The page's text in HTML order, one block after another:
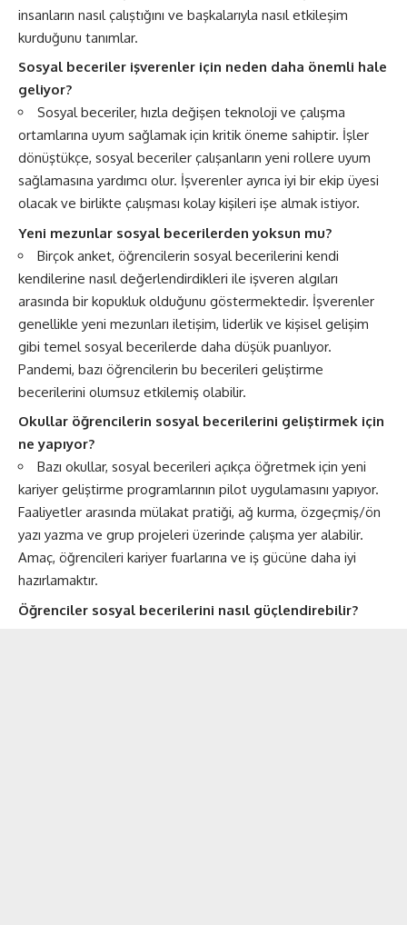
insanların nasıl çalıştığını ve başkalarıyla nasıl etkileşim
kurduğunu tanımlar.
Sosyal beceriler işverenler için neden daha önemli hale
geliyor?
Sosyal beceriler, hızla değişen teknoloji ve çalışma
ortamlarına uyum sağlamak için kritik öneme sahiptir. İşler
dönüştükçe, sosyal beceriler çalışanların yeni rollere uyum
sağlamasına yardımcı olur. İşverenler ayrıca iyi bir ekip üyesi
olacak ve birlikte çalışması kolay kişileri işe almak istiyor.
Yeni mezunlar sosyal becerilerden yoksun mu?
Birçok anket, öğrencilerin sosyal becerilerini kendi
kendilerine nasıl değerlendirdikleri ile işveren algıları
arasında bir kopukluk olduğunu göstermektedir. İşverenler
genellikle yeni mezunları iletişim, liderlik ve kişisel gelişim
gibi temel sosyal becerilerde daha düşük puanlıyor.
Pandemi, bazı öğrencilerin bu becerileri geliştirme
becerilerini olumsuz etkilemiş olabilir.
Okullar öğrencilerin sosyal becerilerini geliştirmek için
ne yapıyor?
Bazı okullar, sosyal becerileri açıkça öğretmek için yeni
kariyer geliştirme programlarının pilot uygulamasını yapıyor.
Faaliyetler arasında mülakat pratiği, ağ kurma, özgeçmiş/ön
yazı yazma ve grup projeleri üzerinde çalışma yer alabilir.
Amaç, öğrencileri kariyer fuarlarına ve iş gücüne daha iyi
hazırlamaktır.
Öğrenciler sosyal becerilerini nasıl güçlendirebilir?